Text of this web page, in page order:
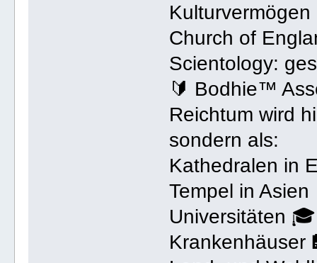
Kulturvermögen
Church of
Scientology:
🔰 Bodhie™
Reichtum wird
sondern als:
Kathedralen in
Tempel in Asien
Universitäten 🎓
Krankenhäuser